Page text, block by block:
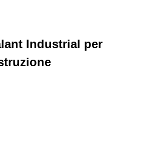
Industrial per